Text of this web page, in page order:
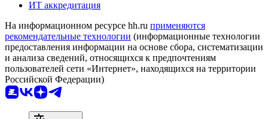
ИТ аккредитация
На информационном ресурсе hh.ru применяются
рекомендательные технологии (информационные технологии
предоставления информации на основе сбора, систематизации
и анализа сведений, относящихся к предпочтениям
пользователей сети «Интернет», находящихся на территории
Российской Федерации)